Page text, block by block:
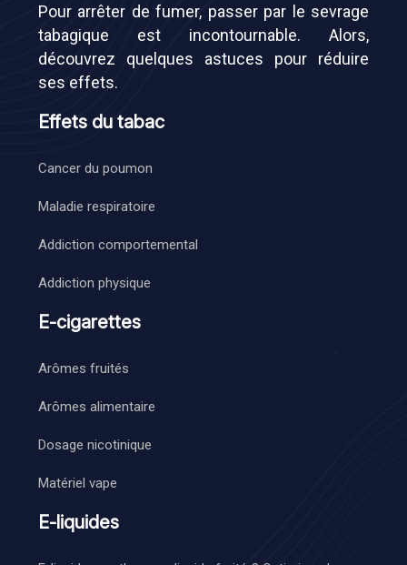
Pour arrêter de fumer, passer par le sevrage
tabagique est incontournable. Alors,
découvrez quelques astuces pour réduire
ses effets.
Effets du tabac
Cancer du poumon
Maladie respiratoire
Addiction comportemental
Addiction physique
E-cigarettes
Arômes fruités
Arômes alimentaire
Dosage nicotinique
Matériel vape
E-liquides